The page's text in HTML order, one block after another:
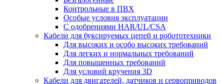
Контрольные в ПВХ
Особые условия эксплуатации
С одобрениями HAR/UL/CSA
Кабели для буксируемых цепей и робототехники
Для высоких и особо высоких требований
Для легких и нормальных требований
Для повышенных требований
Для условий кручения 3D
Кабели для двигателей, датчиков и сервоприводов